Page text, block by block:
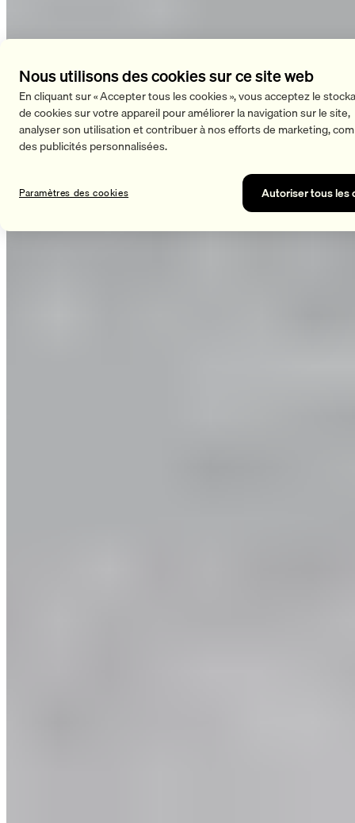
Nous utilisons des cookies sur ce site web
En cliquant sur « Accepter tous les cookies », vous acceptez le
de cookies sur votre appareil pour améliorer la navigation sur le site,
analyser son utilisation et contribuer à nos efforts de marketing,
des publicités personnalisées.
Autoriser tous les
Paramètres des cookies